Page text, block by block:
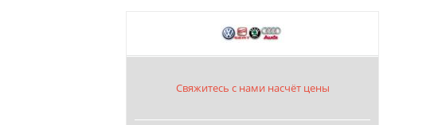
Свяжитесь с нами насчёт цены